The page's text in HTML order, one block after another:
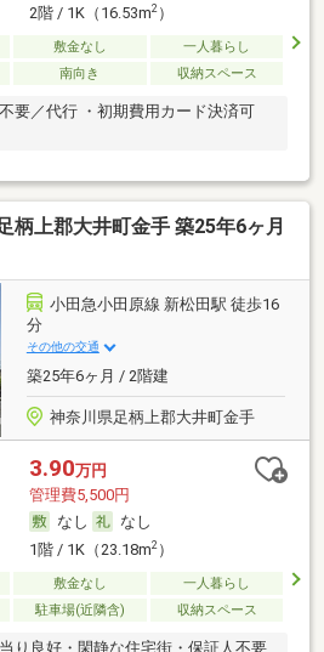
2階 / 1K（16.53m2）
敷金なし
一人暮らし
南向き 収納スペース
要／代行 ・初期費用カード決済可
柄上郡大井町金手 築25年6ヶ月
小田急小田原線 新松田駅 徒歩16
分
その他の交通
築25年6ヶ月 / 2階建
神奈川県足柄上郡大井町金手
3.90万円
管理費5,500円
なし
なし
1階 / 1K（23.18m2）
敷金なし
一人暮らし
駐車場(近隣含) 収納スペース
り良好・閑静な住宅街・保証人不要